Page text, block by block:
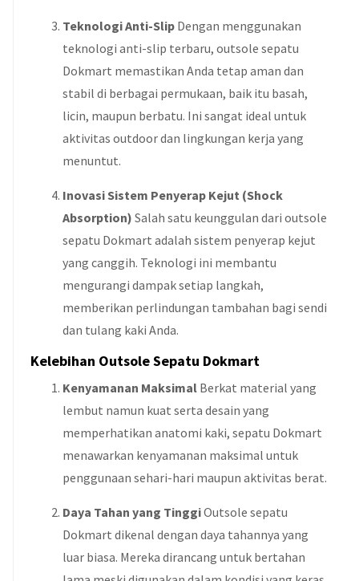
Teknologi Anti-SlipDengan menggunakan
teknologi anti-slip terbaru, outsole sepatu
Dokmart memastikan Anda tetap aman dan
stabil di berbagai permukaan, baik itu basah,
licin, maupun berbatu. Ini sangat ideal untuk
aktivitas outdoor dan lingkungan kerja yang
menuntut.
Inovasi Sistem Penyerap Kejut (Shock
Absorption) Salah satu keunggulan dari outsole
sepatu Dokmart adalah sistem penyerap kejut
yang canggih. Teknologi ini membantu
mengurangi dampak setiap langkah,
memberikan perlindungan tambahan bagi sendi
dan tulang kaki Anda.
Kelebihan Outsole Sepatu Dokmart
Kenyamanan MaksimalBerkat material yang
lembut namun kuat serta desain yang
memperhatikan anatomi kaki, sepatu Dokmart
menawarkan kenyamanan maksimal untuk
penggunaan sehari-hari maupun aktivitas berat.
Daya Tahan yang TinggiOutsole sepatu
Dokmart dikenal dengan daya tahannya yang
luar biasa. Mereka dirancang untuk bertahan